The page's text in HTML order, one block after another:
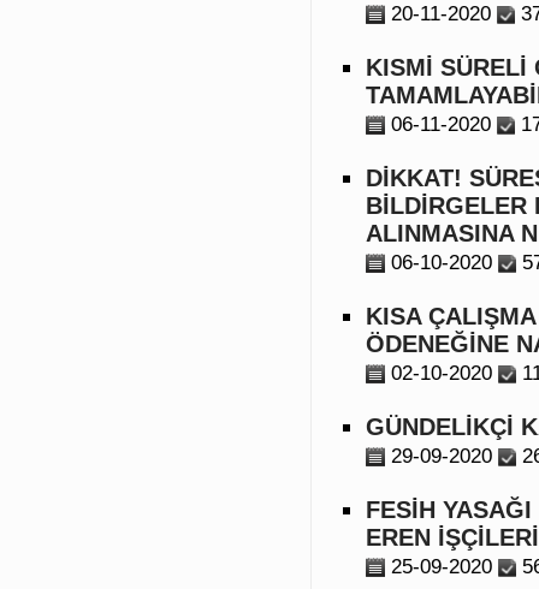
20-11-2020
KISMİ SÜRELİ
06-11-2020
DİKKAT!
BİLDİRGELER
ALINMASINA
06-10-2020
KISA
ÖDENEĞİNE
02-10-2020
GÜNDELİKÇİ
29-09-2020
FESİH
EREN
25-09-2020